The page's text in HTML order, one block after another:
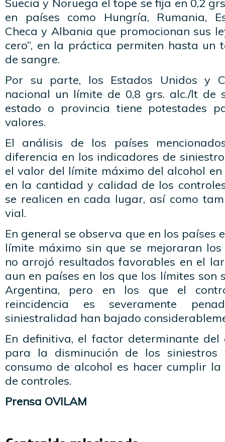
Suecia y Noruega el tope se fija en 0,2
en países como Hungría, Rumania,
Checa y Albania que promocionan sus
cero”, en la práctica permiten hasta un
de sangre.
Por su parte, los Estados Unidos y
nacional un límite de 0,8 grs. alc./lt de
estado o provincia tiene potestades
valores.
El análisis de los países
diferencia en los indicadores de
el valor del límite máximo del alcohol
en la cantidad y calidad de los
se realicen en cada lugar, así como
vial.
En general se observa que en los países
límite máximo sin que se mejoraran
no arrojó resultados favorables en el
aun en países en los que los límites son
Argentina, pero en los que el
reincidencia es severamente
siniestralidad han bajado
En definitiva, el factor determinante
para la disminución de los siniestros
consumo de alcohol es hacer cumplir
de controles.
Prensa OVILAM